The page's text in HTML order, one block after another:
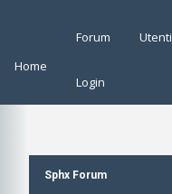
Home
Forum Utenti
Login
Sphx Forum